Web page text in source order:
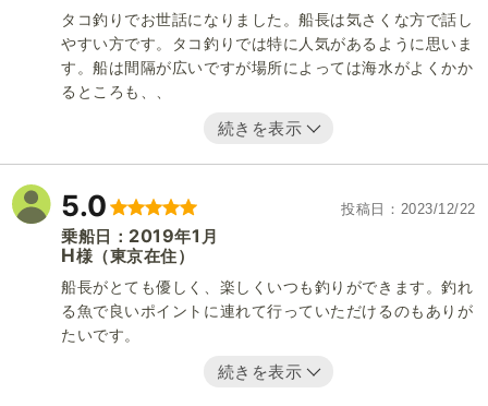
タコ釣りでお世話になりました。船長は気さくな方で話し
やすい方です。タコ釣りでは特に人気があるように思いま
す。船は間隔が広いですが場所によっては海水がよくかか
るところも、、
続きを表示
5.0 投稿日 2023/12/22
乗船日： 2019年1 月
H様 （東京在住）
船長がとても優しく、楽しくいつも釣りができます。釣れ
る魚で良いポイントに連れて行っていただけるのもありが
たいです。
続きを表示